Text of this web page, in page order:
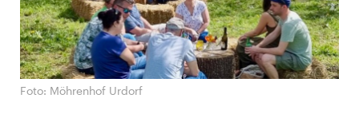
Foto: Möhrenhof Urdorf